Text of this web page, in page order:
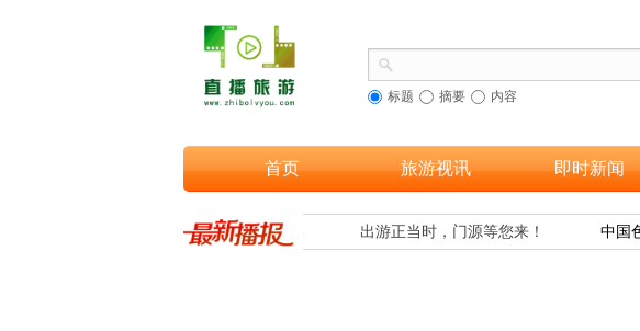
标题 摘要 内容
首页 旅游视讯 即时新闻
合，让更多游客欣赏到海南黎族织锦之美 出游正当时，门源等您来！ 中国